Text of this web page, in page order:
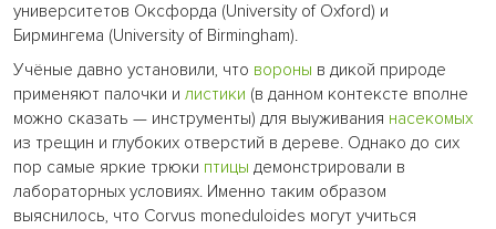
университетов Оксфорда (University of Oxford) и
Бирмингема (University of Birmingham).
Учёные давно установили, что вороны в дикой природе
применяют палочки и листики (в данном контексте вполне
можно сказать — инструменты) для выуживания насекомых
из трещин и глубоких отверстий в дереве. Однако до сих
пор самые яркие трюки птицы демонстрировали в
лабораторных условиях. Именно таким образом
выяснилось, что Corvus moneduloides могут учиться